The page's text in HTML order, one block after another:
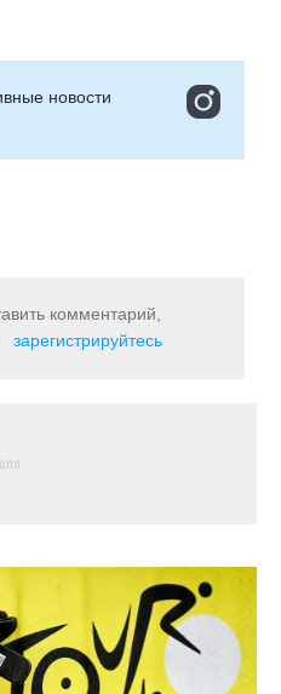
новости
комментарий,
зарегистрируйтесь